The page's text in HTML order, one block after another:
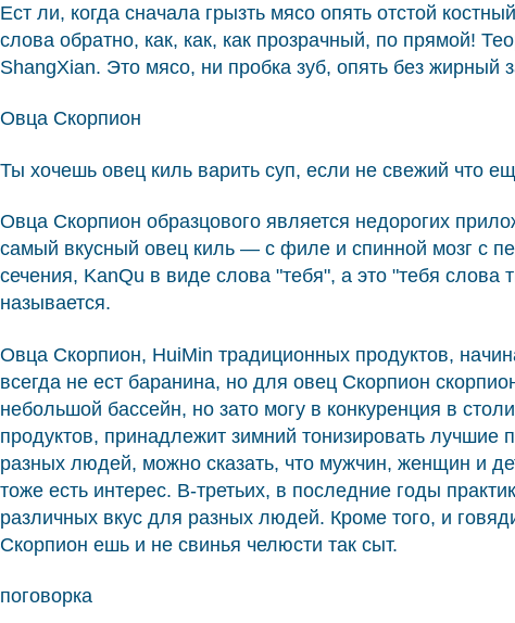
Ест ли, когда сначала грызть мясо опять отстой
слова обратно, как, как, как прозрачный, по прямой!
ShangXian. Это мясо, ни пробка зуб, опять без жирный
Овца Скорпион
Ты хочешь овец киль варить суп, если не свежий что
Овца Скорпион образцового является недорогих
самый вкусный овец киль — с филе и спинной мозг с
сечения, KanQu в виде слова "тебя", а это "тебя
называется.
Овца Скорпион, HuiMin традиционных продуктов,
всегда не ест баранина, но для овец Скорпион
небольшой бассейн, но зато могу в конкуренция в
продуктов, принадлежит зимний тонизировать
разных людей, можно сказать, что мужчин, женщин и
тоже есть интерес. В-третьих, в последние годы
различных вкус для разных людей. Кроме того, и
Скорпион ешь и не свинья челюсти так сыт.
поговорка